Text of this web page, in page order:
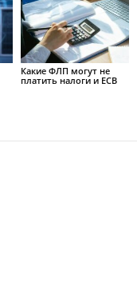
Какие ФЛП могут не
платить налоги и ЕСВ